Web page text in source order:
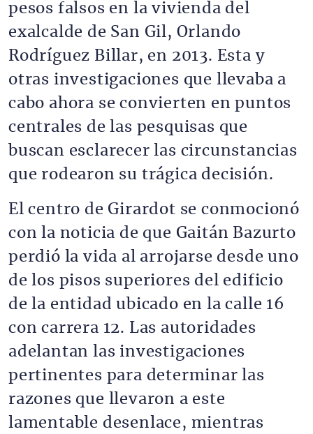
pesos falsos en la vivienda del
exalcalde de San Gil, Orlando
Rodríguez Billar, en 2013. Esta y
otras investigaciones que llevaba a
cabo ahora se convierten en puntos
centrales de las pesquisas que
buscan esclarecer las circunstancias
que rodearon su trágica decisión.
El centro de Girardot se conmocionó
con la noticia de que Gaitán Bazurto
perdió la vida al arrojarse desde uno
de los pisos superiores del edificio
de la entidad ubicado en la calle 16
con carrera 12. Las autoridades
adelantan las investigaciones
pertinentes para determinar las
razones que llevaron a este
lamentable desenlace, mientras